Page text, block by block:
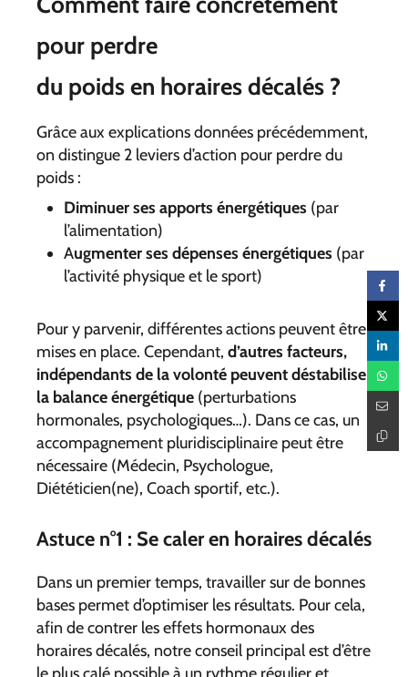
pour perdre
du poids en horaires décalés ?
Grâce aux explications données précédemment,
on distingue 2 leviers d’action pour perdre du
poids :
Diminuer ses apports énergétiques (par
l’alimentation)
Augmenter ses dépenses énergétiques (par
l’activité physique et le sport)
Pour y parvenir, différentes actions peuvent être
mises en place. Cependant, d’autres facteurs,
indépendants de la volonté peuvent déstabiliser
la balance énergétique (perturbations
hormonales, psychologiques…). Dans ce cas, un
accompagnement pluridisciplinaire peut être
nécessaire (Médecin, Psychologue,
Diététicien(ne), Coach sportif, etc.).
Astuce n°1 : Se caler en horaires décalés
Dans un premier temps, travailler sur de bonnes
bases permet d’optimiser les résultats. Pour cela,
afin de contrer les effets hormonaux des
horaires décalés, notre conseil principal est d’être